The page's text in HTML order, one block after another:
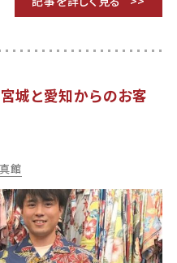
城と愛知からのお客
館